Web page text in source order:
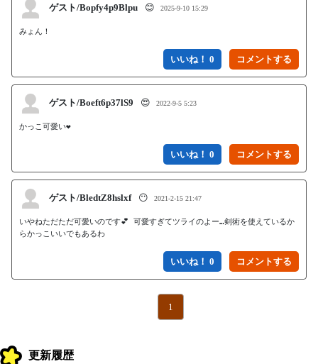
ゲスト/Bopfy4p9Blpu 😊 2025-9-10 15:29
みょん！
いいね！ 0
ゲスト/Boeft6p37lS9 😍 2022-9-5 5:23
かっこ可愛い❤️
いいね！ 0
ゲスト/BledtZ8hslxf 😶 2021-2-15 21:47
いやねただただ可愛いのです💕 可愛すぎてツライのよー…剣術を使えているか
らかっこいいでもあるわ
いいね！ 0
1
更新履歴